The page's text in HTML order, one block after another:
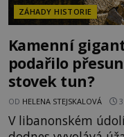
ZÁHADY HISTORIE
Kamenní
podařilo
stovek tun?
OD HELENA STEJSKALOVÁ
V libanonském